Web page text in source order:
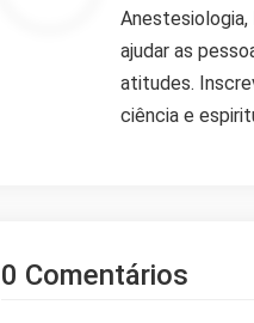
Anestesiologia,
ajudar as
atitudes.
ciência e
0 Comentários